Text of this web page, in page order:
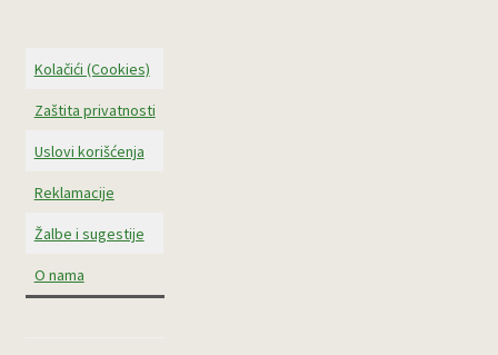
Kolačići (Cookies)
Zaštita privatnosti
Uslovi korišćenja
Reklamacije
Žalbe i sugestije
O nama